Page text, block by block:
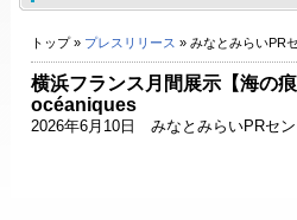
トップ » プレスリリース » みなとみらいPR
横浜フランス月間展示【海の
océaniques
2026年6月10日 みなとみらいPRセ